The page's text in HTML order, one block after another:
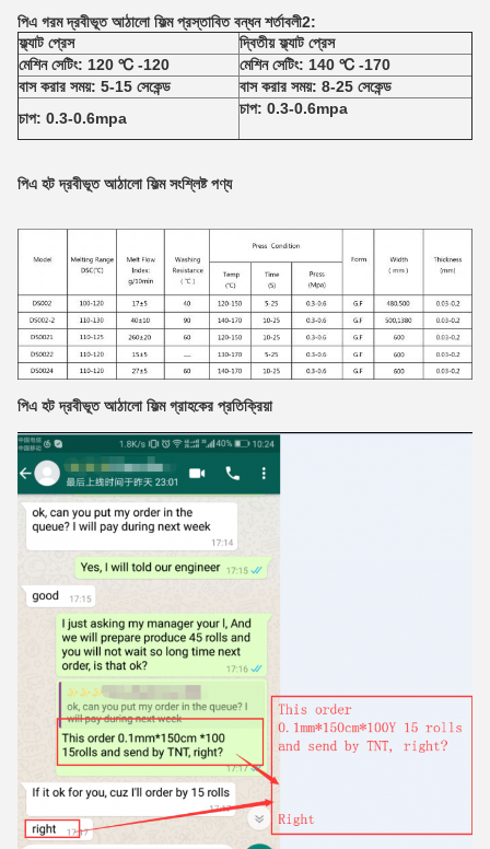
পিএ গরম দ্রবীভূত আঠালো ফিল্মপ্রস্তাবিত বন্ধন শর্তাবলী2:
ফ্ল্যাট প্রেস
দ্বিতীয় ফ্ল্যাট প্রেস
মেশিন সেটিং: 120 ℃ -120
মেশিন সেটিং: 140 ℃ -170
বাস করার সময়: 5-15 সেকেন্ড
বাস করার সময়: 8-25 সেকেন্ড
চাপ: 0.3-0.6mpa
চাপ: 0.3-0.6mpa
পিএ হট দ্রবীভূত আঠালো ফিল্মসংশ্লিষ্ট পণ্য
পিএ হট দ্রবীভূত আঠালো ফিল্মগ্রাহকের প্রতিক্রিয়া